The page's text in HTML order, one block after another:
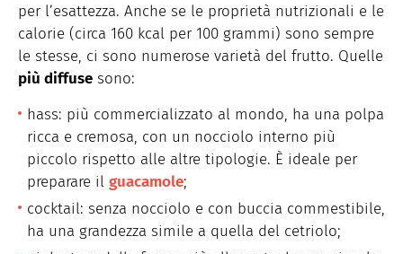
per l’esattezza. Anche se le proprietà nutrizionali e le
calorie (circa 160 kcal per 100 grammi) sono sempre
le stesse, ci sono numerose varietà del frutto. Quelle
più diffuse sono:
hass: più commercializzato al mondo, ha una polpa
ricca e cremosa, con un nocciolo interno più
piccolo rispetto alle altre tipologie. È ideale per
preparare il guacamole;
cocktail: senza nocciolo e con buccia commestibile,
ha una grandezza simile a quella del cetriolo;